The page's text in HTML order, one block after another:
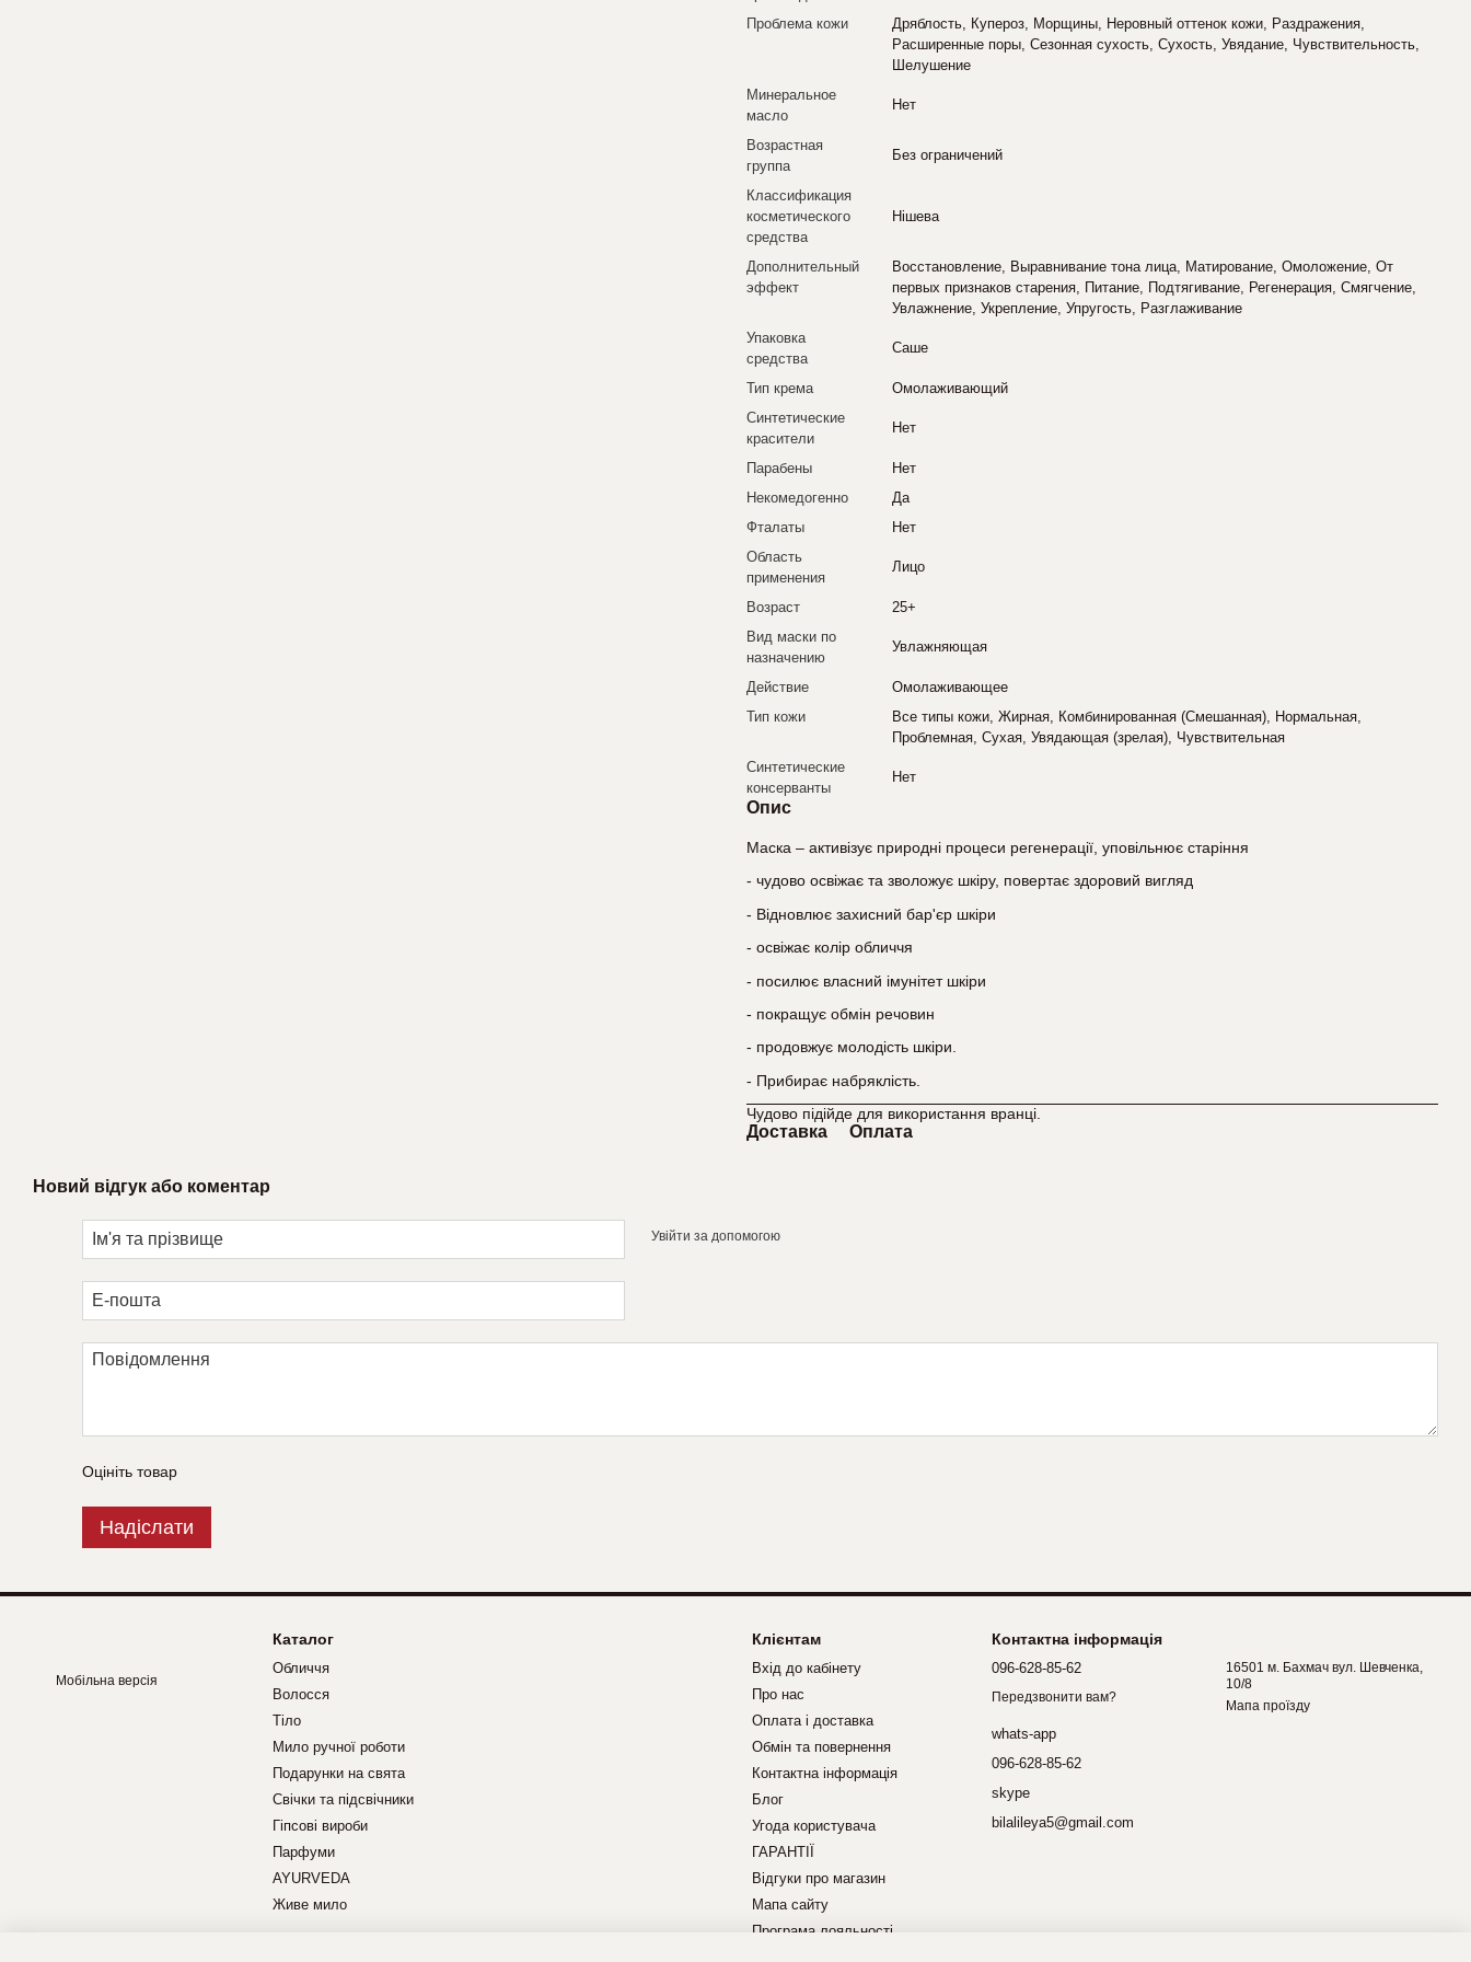
Проблема кожи
Дряблость, Купероз, Морщины, Неровный оттенок кожи, Раздражения,
Расширенные поры, Сезонная сухость, Сухость, Увядание, Чувствительность,
Шелушение
Минеральное
масло
Нет
Возрастная
группа
Без ограничений
Классификация
косметического
средства
Нішева
Дополнительный
эффект
Восстановление, Выравнивание тона лица, Матирование, Омоложение, От
первых признаков старения, Питание, Подтягивание, Регенерация, Смягчение,
Увлажнение, Укрепление, Упругость, Разглаживание
Упаковка
средства
Саше
Тип крема
Омолаживающий
Синтетические
красители
Нет
Парабены
Нет
Некомедогенно
Да
Фталаты
Нет
Область
применения
Лицо
Возраст
25+
Вид маски по
назначению
Увлажняющая
Действие
Омолаживающее
Тип кожи
Все типы кожи, Жирная, Комбинированная (Смешанная), Нормальная,
Проблемная, Сухая, Увядающая (зрелая), Чувствительная
Синтетические
консерванты
Нет
Опис
Маска – активізує природні процеси регенерації, уповільнює старіння
- чудово освіжає та зволожує шкіру, повертає здоровий вигляд
- Відновлює захисний бар'єр шкіри
- освіжає колір обличчя
- посилює власний імунітет шкіри
- покращує обмін речовин
- продовжує молодість шкіри.
- Прибирає набряклість.
Чудово підійде для використання вранці.
Доставка Оплата
Новий відгук або коментар
Увійти за допомогою
Оцініть товар
Надіслати
Мобільна версія
Каталог
Обличчя
Волосся
Тіло
Мило ручної роботи
Подарунки на свята
Свічки та підсвічники
Гіпсові вироби
Парфуми
AYURVEDA
Живе мило
Клієнтам
Вхід до кабінету
Про нас
Оплата і доставка
Обмін та повернення
Контактна інформація
Блог
Угода користувача
ГАРАНТІЇ
Відгуки про магазин
Мапа сайту
Програма лояльності
Контактна інформація
096-628-85-62
Передзвонити вам?
whats-app
096-628-85-62
skype
bilalileya5@gmail.com
16501 м. Бахмач вул. Шевченка,
10/8
Мапа проїзду